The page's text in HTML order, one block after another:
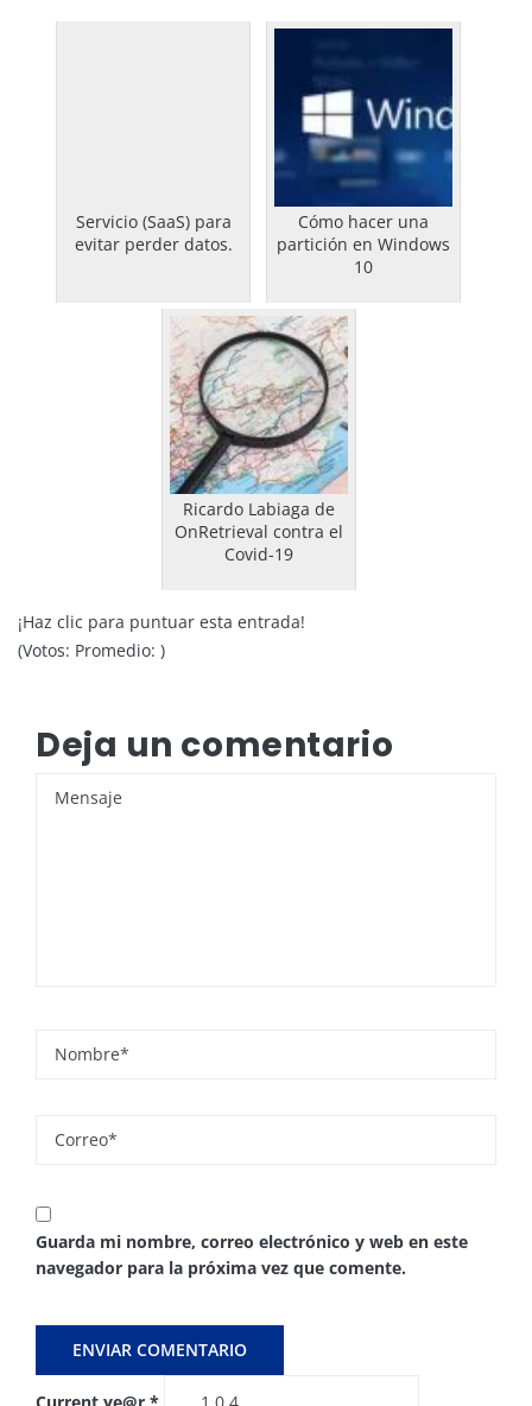
Servicio (SaaS) para
evitar perder datos.
Cómo hacer una
partición en Windows
10
Ricardo Labiaga de
OnRetrieval contra el
Covid-19
¡Haz clic para puntuar esta entrada!
(Votos: Promedio: )
Deja un comentario
Guarda mi nombre, correo electrónico y web en este
navegador para la próxima vez que comente.